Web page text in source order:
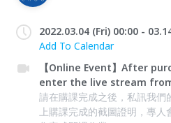
2022.03.04 (Fri) 00:00 -
Add To Calendar
【Online Event】After
enter the live stream
請在購課完成之後，私訊我們
上購課完成的截圖證明，專